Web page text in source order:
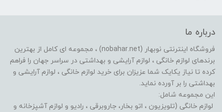
درباره ما
فروشگاه اینترنتی نوبهار (nobahar.net) ، مجموعه ای کامل از بهترین
برندهای لوازم خانگی ، لوازم آرایشی و بهداشتی در سراسر جهان را فراهم
کرده تا نیاز یکایک شما عزیزان برای خرید لوازم خانگی ، لوازم آرایشی و
بهداشتی را بر آورده نماید.
این مجموعه شامل:
لوازم خانگی (تلویزیون ، اتو بخار، جاروبرقی ، رادیو و لوازم آشپزخانه و